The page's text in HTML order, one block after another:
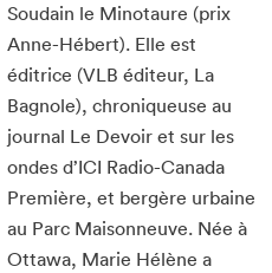
Soudain le Minotaure (prix
Anne-Hébert). Elle est
éditrice (VLB éditeur, La
Bagnole), chroniqueuse au
journal Le Devoir et sur les
ondes d’ICI Radio-Canada
Première, et bergère urbaine
au Parc Maisonneuve. Née à
Ottawa, Marie Hélène a